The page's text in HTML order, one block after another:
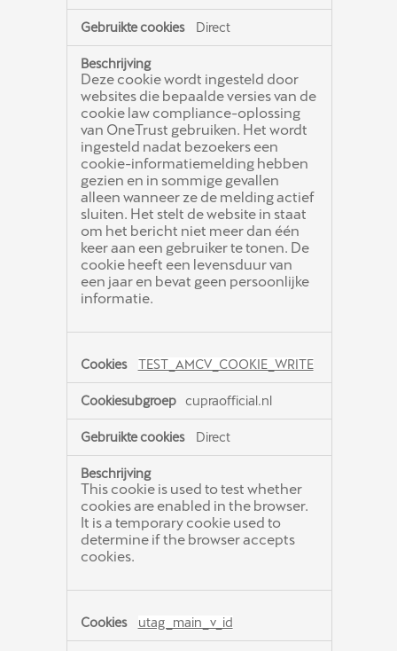
Direct
Deze cookie wordt ingesteld door
websites die bepaalde versies van de
cookie law compliance-oplossing
van OneTrust gebruiken. Het wordt
ingesteld nadat bezoekers een
cookie-informatiemelding hebben
gezien en in sommige gevallen
alleen wanneer ze de melding actief
sluiten. Het stelt de website in staat
om het bericht niet meer dan één
keer aan een gebruiker te tonen. De
cookie heeft een levensduur van
een jaar en bevat geen persoonlijke
informatie.
TEST_AMCV_COOKIE_WRITE
cupraofficial.nl
Direct
This cookie is used to test whether
cookies are enabled in the browser.
It is a temporary cookie used to
determine if the browser accepts
cookies.
utag_main_v_id